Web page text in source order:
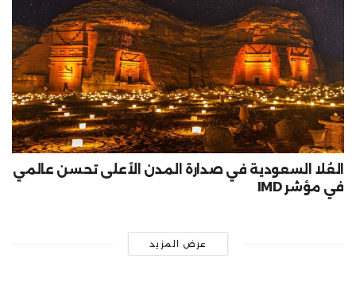
العُلا السعودية في صدارة المدن الأعلى تحسن عالمي
في مؤشر IMD
عرض المزيد